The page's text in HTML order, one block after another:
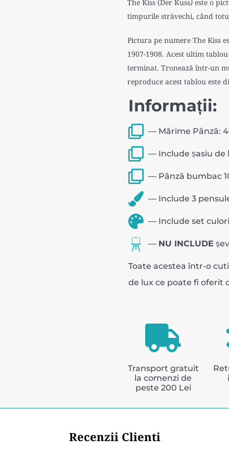
The Kiss (Der Kuss) este o
timpurile străvechi, când
Pictura pe numere The Kiss
1907-1908. Acest ultim
terminat. Tronează într-un
reproduce acest tablou este
Informații:
― Mărime Pânză:
― Include șasiu de
― Pânză bumbac
― Include 3
― Include set
― NU INCLUDE
Toate acestea într-o
de lux ce poate fi oferit
Transport gratuit
la comenzi de
peste 200 Lei
Recenzii Clienti